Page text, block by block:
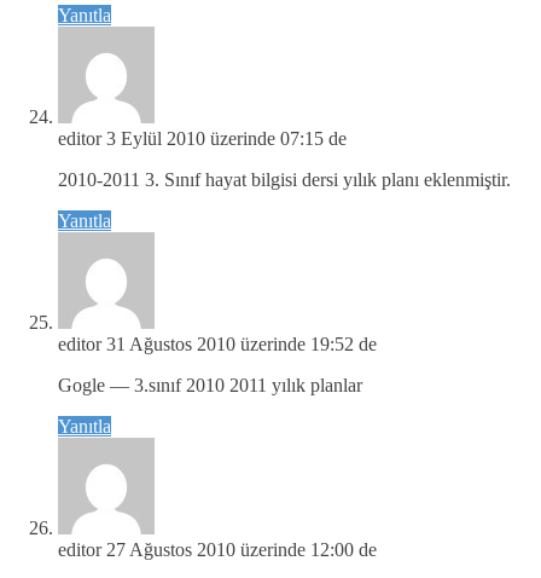
Yanıtla
editor 3 Eylül 2010 üzerinde 07:15 de
2010-2011 3. Sınıf hayat bilgisi dersi yılık planı eklenmiştir.
Yanıtla
editor 31 Ağustos 2010 üzerinde 19:52 de
Gogle — 3.sınıf 2010 2011 yılık planlar
Yanıtla
editor 27 Ağustos 2010 üzerinde 12:00 de